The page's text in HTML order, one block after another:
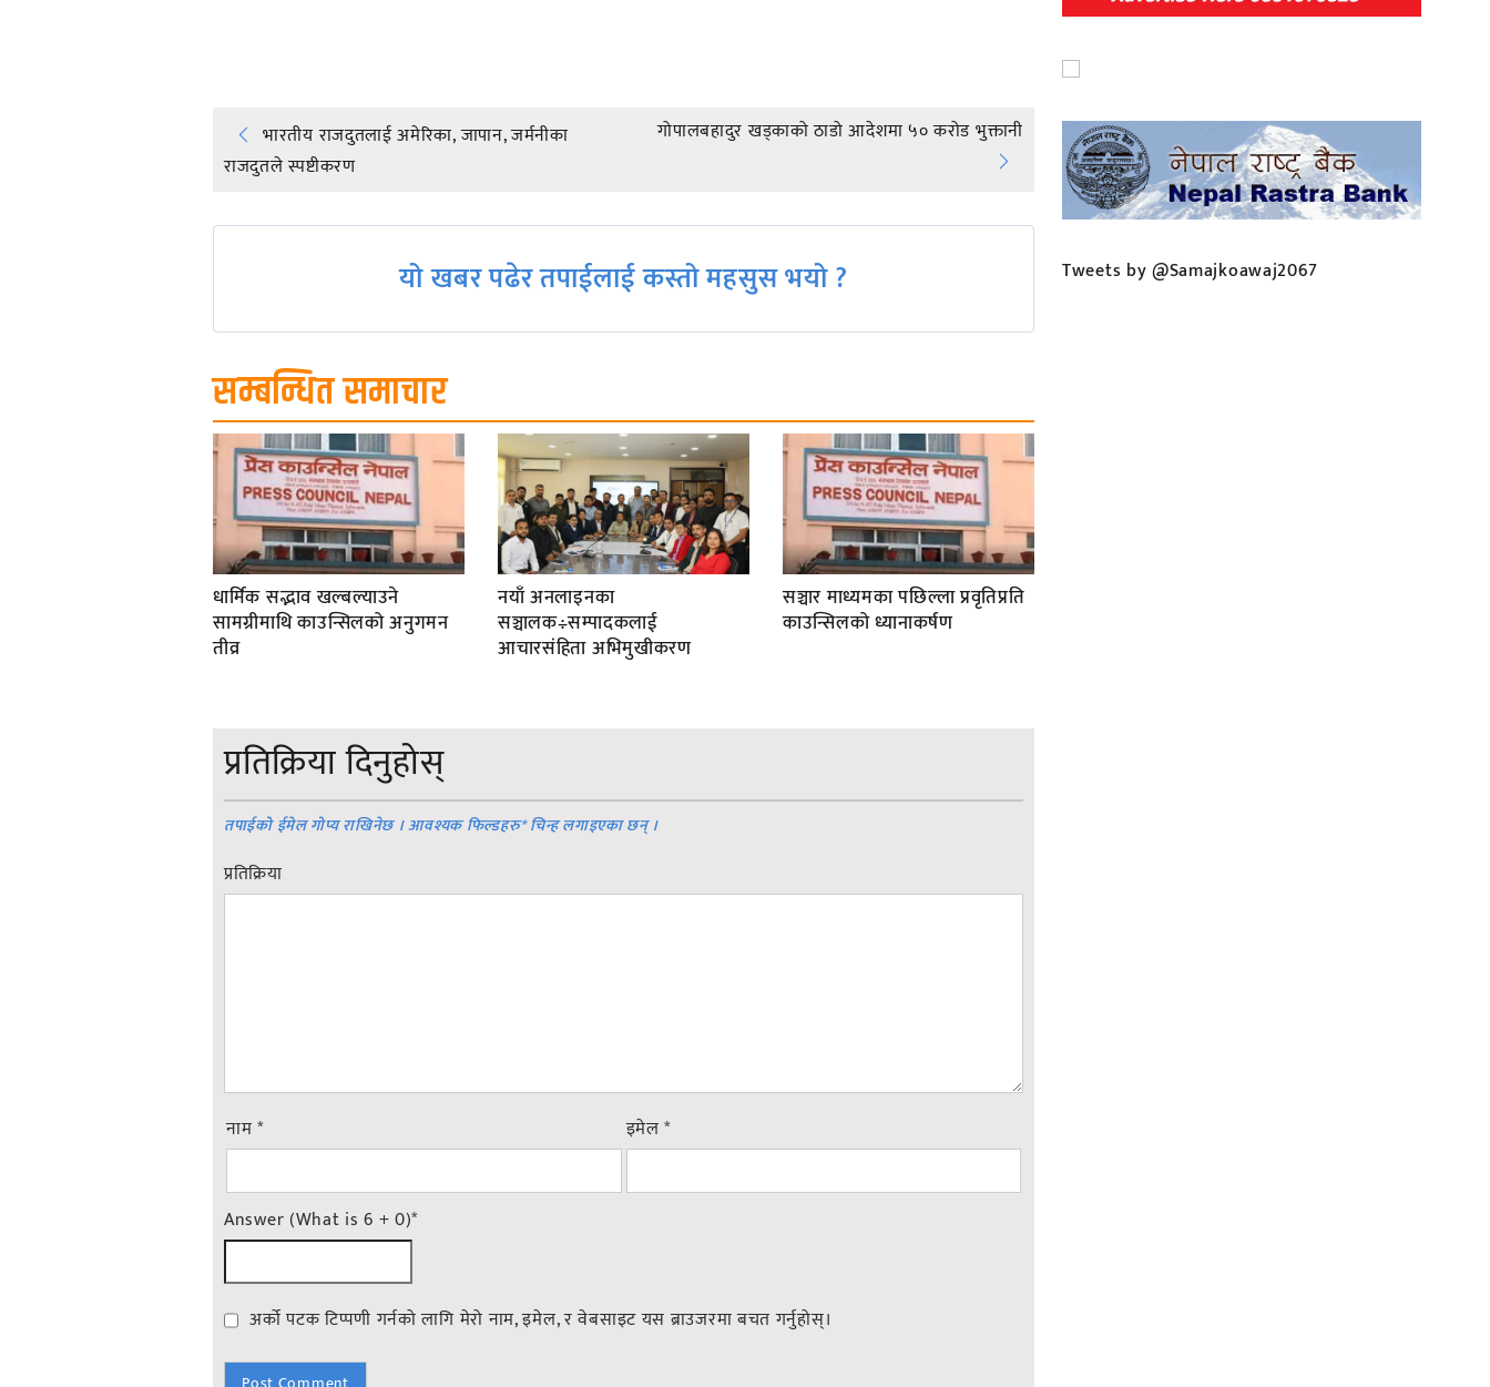
Post
navigation
भारतीय राजदुतलाई अमेरिका, जापान, जर्मनीका
राजदुतले स्पष्टीकरण
गोपालबहादुर खड्काको ठाडो आदेशमा ५० करोड भुक्तानी
यो खबर पढेर तपाईलाई कस्तो महसुस भयो ?
सम्बन्धित समाचार
धार्मिक सद्भाव खल्बल्याउने
सामग्रीमाथि काउन्सिलको अनुगमन
तीव्र
नयाँ अनलाइनका
सञ्चालक÷सम्पादकलाई
आचारसंहिता अभिमुखीकरण
सञ्चार माध्यमका पछिल्ला प्रवृतिप्रति
काउन्सिलको ध्यानाकर्षण
प्रतिक्रिया दिनुहोस्
तपाईको ईमेल गोप्य राखिनेछ । आवश्यक फिल्डहरु*चिन्ह लगाइएका छन् ।
प्रतिक्रिया
नाम* इमेल*
Answer (What is 6 + 0)*
अर्को पटक टिप्पणी गर्नको लागि मेरो नाम, इमेल, र वेबसाइट यस ब्राउजरमा बचत गर्नुहोस्।
Tweets by @Samajkoawaj2067